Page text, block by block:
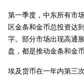
第一季度，中东所有市
区金条和金币总投资达
字。部分市场出现高通
盘，都是推动金条和金
埃及货币在一年内第三